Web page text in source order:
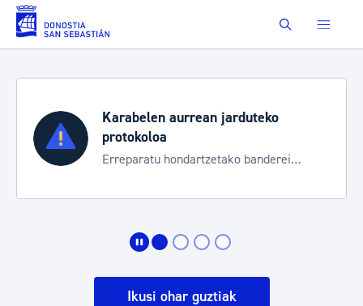
Eduki nagusira joan Buscar
Karabelen aurrean jarduteko
protokoloa
Erreparatu hondartzetako banderei
Ikusi ohar guztiak